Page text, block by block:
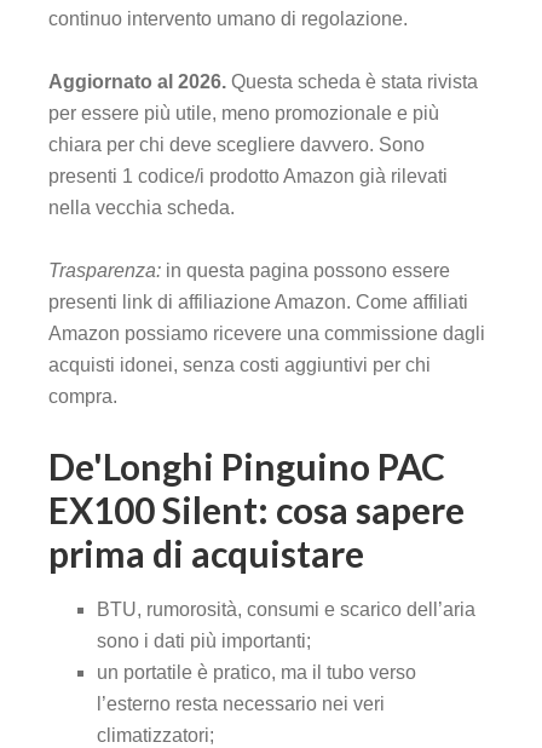
continuo intervento umano di regolazione.
Aggiornato al 2026. Questa scheda è stata rivista
per essere più utile, meno promozionale e più
chiara per chi deve scegliere davvero. Sono
presenti 1 codice/i prodotto Amazon già rilevati
nella vecchia scheda.
Trasparenza: in questa pagina possono essere
presenti link di affiliazione Amazon. Come affiliati
Amazon possiamo ricevere una commissione dagli
acquisti idonei, senza costi aggiuntivi per chi
compra.
De'Longhi Pinguino PAC
EX100 Silent: cosa sapere
prima di acquistare
BTU, rumorosità, consumi e scarico dell’aria
sono i dati più importanti;
un portatile è pratico, ma il tubo verso
l’esterno resta necessario nei veri
climatizzatori;